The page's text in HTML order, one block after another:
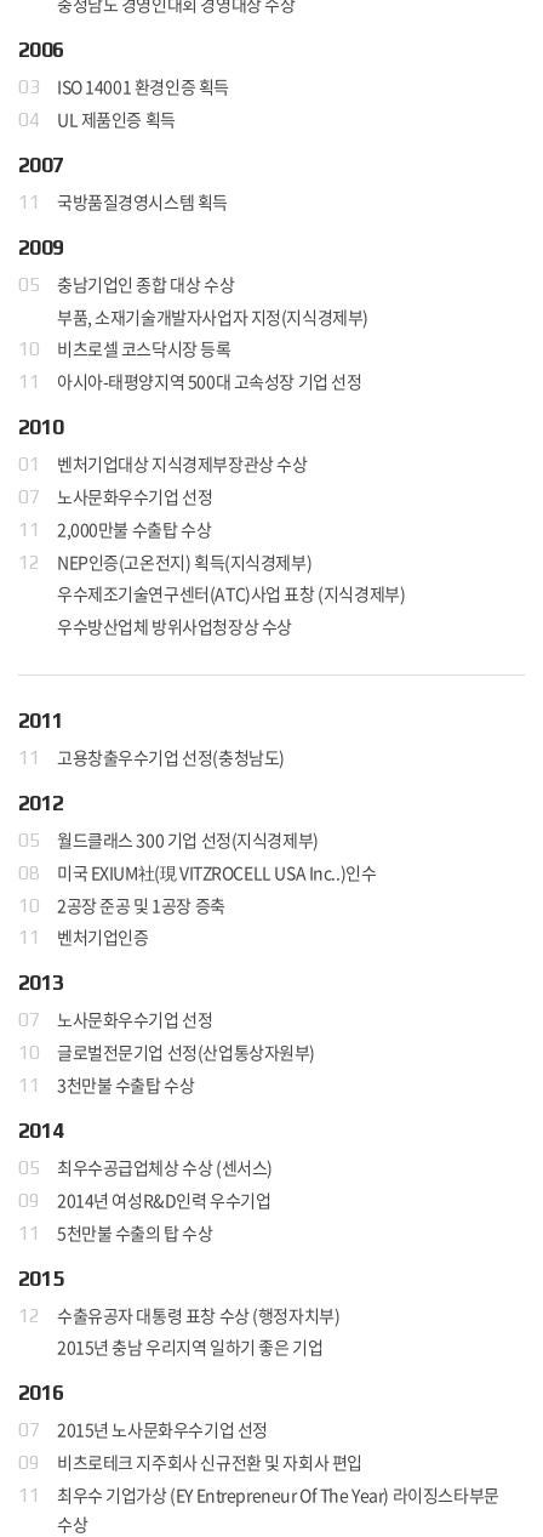
2006
03 ISO 14001 환경인증 획득
04
UL 제품인증 획득
2007
11
국방품질경영시스템 획득
2009
05
충남기업인 종합 대상 수상
부품, 소재기술개발자사업자 지정(지식경제부)
10 비츠로셀 코스닥시장 등록
11
아시아-태평양지역 500대 고속성장 기업 선정
2010
01 벤처기업대상 지식경제부장관상 수상
07 노사문화우수기업 선정
11 2,000만불 수출탑 수상
12
NEP인증(고온전지) 획득(지식경제부)
우수제조기술연구센터(ATC)사업 표창 (지식경제부)
우수방산업체 방위사업청장상 수상
2011
11
고용창출우수기업 선정(충청남도)
2012
05 월드클래스 300 기업 선정(지식경제부)
08 미국 EXIUM社(現 VITZROCELL USA Inc..)인수
10 2공장 준공 및 1공장 증축
11
벤처기업인증
2013
07 노사문화우수기업 선정
10 글로벌전문기업 선정(산업통상자원부)
11
3천만불 수출탑 수상
2014
05 최우수공급업체상 수상 (센서스)
09 2014년 여성R&D인력 우수기업
11
5천만불 수출의 탑 수상
2015
12
수출유공자 대통령 표창 수상 (행정자치부)
2015년 충남 우리지역 일하기 좋은 기업
2016
07 2015년 노사문화우수기업 선정
09 비츠로테크 지주회사 신규전환 및 자회사 편입
11
최우수 기업가상 (EY Entrepreneur Of The Year) 라이징스타부문
수상